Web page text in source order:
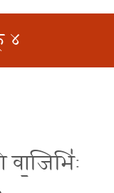
४
वा॒जिभि॑ः